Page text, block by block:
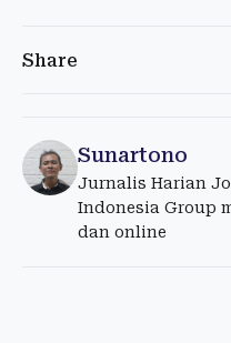
Share
Sunartono
Jurnalis Harian
Indonesia Group
dan online